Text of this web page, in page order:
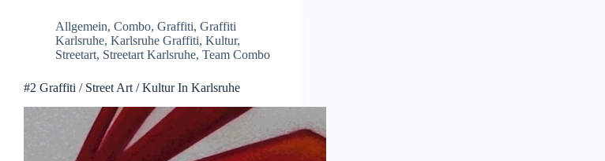
Allgemein, Combo, Graffiti, Graffiti
Karlsruhe, Karlsruhe Graffiti, Kultur,
Streetart, Streetart Karlsruhe, Team Combo
#2 Graffiti / Street Art / Kultur In Karlsruhe